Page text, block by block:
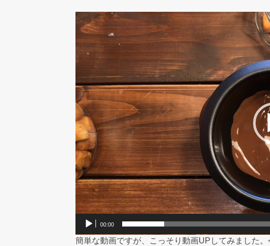
動
画
プ
ヤ
ー
00:00
簡単な動画ですが、こっそり動画UPしてみました